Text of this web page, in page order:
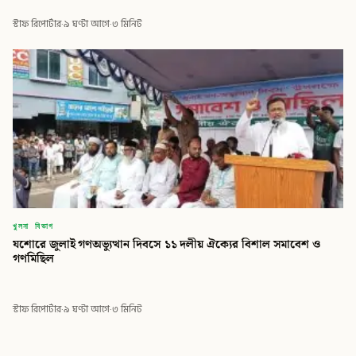
স্টাফ রিপোর্টার·৯ ঘণ্টা আগে·৩ মিনিট
খুলনা বিভাগ
যশোরে জুলাই গণঅভ্যুত্থান দিবসে ১১ দলীয় ঐক্যের বিশাল সমাবেশ ও
গণমিছিল
স্টাফ রিপোর্টার·৯ ঘণ্টা আগে·৩ মিনিট